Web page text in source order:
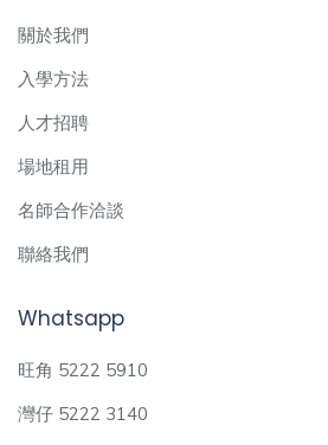
關於我們
入學方法
人才招聘
場地租用
名師合作洽談
聯絡我們
Whatsapp
旺角 5222 5910
灣仔 5222 3140